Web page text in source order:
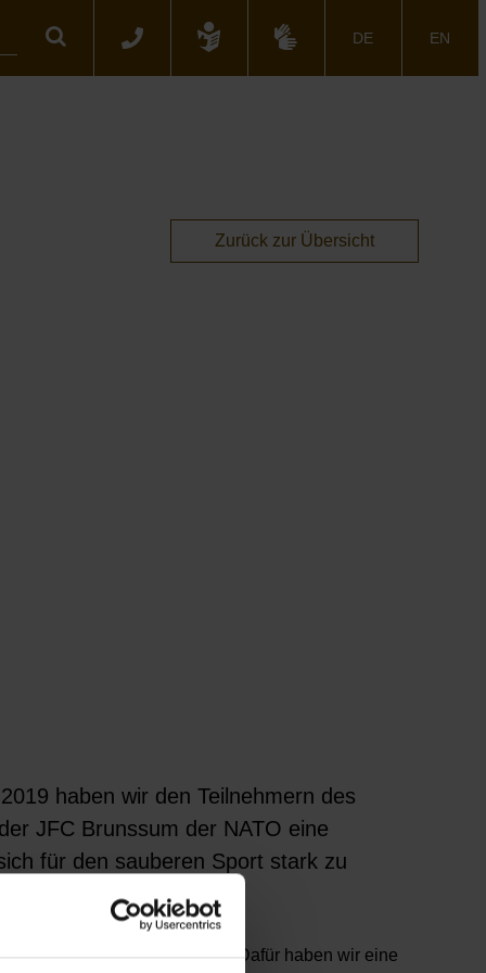
Suche DE EN
Zurück zur Übersicht
haben wir den Teilnehmern des
JFC Brunssum der NATO eine
für den sauberen Sport stark zu
hieß es bei dem Turnier. Dafür haben wir eine